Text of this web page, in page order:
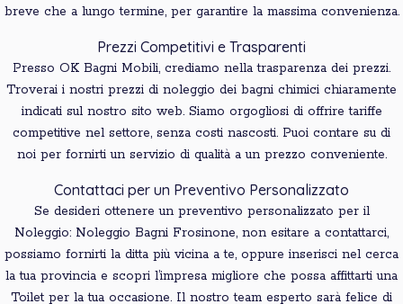
breve che a lungo termine, per garantire la massima convenienza.
Prezzi Competitivi e Trasparenti
Presso OK Bagni Mobili, crediamo nella trasparenza dei prezzi.
Troverai i nostri prezzi di noleggio dei bagni chimici chiaramente
indicati sul nostro sito web. Siamo orgogliosi di offrire tariffe
competitive nel settore, senza costi nascosti. Puoi contare su di
noi per fornirti un servizio di qualità a un prezzo conveniente.
Contattaci per un Preventivo Personalizzato
Se desideri ottenere un preventivo personalizzato per il
Noleggio: Noleggio Bagni Frosinone, non esitare a contattarci,
possiamo fornirti la ditta più vicina a te, oppure inserisci nel cerca
la tua provincia e scopri l’impresa migliore che possa affittarti una
Toilet per la tua occasione. Il nostro team esperto sarà felice di